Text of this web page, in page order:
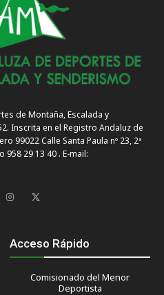
de Montaña, Escalada y
Inscrita en el Registro Andaluz de
99022 Calle Santa Paula nº 23, 2ª
958 29 13 40 . E-mail:
Acceso Rápido
Comisionado del Menor
Deportista